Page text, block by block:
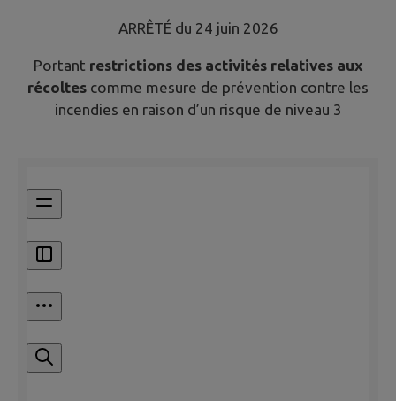
ARRÊTÉ du 24 juin 2026
Portant restrictions des activités relatives aux
récoltes comme mesure de prévention contre les
incendies en raison d’un risque de niveau 3